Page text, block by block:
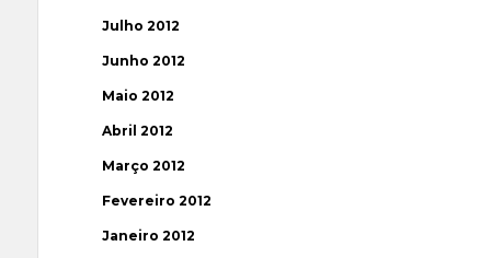
Julho 2012
Junho 2012
Maio 2012
Abril 2012
Março 2012
Fevereiro 2012
Janeiro 2012